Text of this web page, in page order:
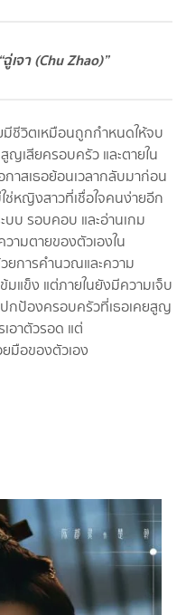
จา (Chu Zhao)”
ชีวิตเหมือนถูกกำหนดให้จบ
เสียครอบครัว และตายใน
กาสเธอย้อนเวลากลับมาก่อน
หญิงสาวที่เชื่อใจคนง่ายอีก
บ รอบคอบ และอ่านเกม
วามตายของตัวเองใน
ยการคำนวณและความ
มแข็ง แต่ภายในยังมีความเจ็บ
กป้องครอบครัวที่เธอเคยสูญ
เอาตัวรอด แต่
มือของตัวเอง